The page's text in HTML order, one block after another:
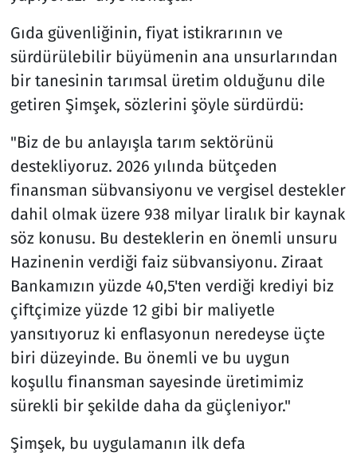
Gıda güvenliğinin, fiyat istikrarının ve
sürdürülebilir büyümenin ana unsurlarından
bir tanesinin tarımsal üretim olduğunu dile
getiren Şimşek, sözlerini şöyle sürdürdü:
"Biz de bu anlayışla tarım sektörünü
destekliyoruz. 2026 yılında bütçeden
finansman sübvansiyonu ve vergisel destekler
dahil olmak üzere 938 milyar liralık bir kaynak
söz konusu. Bu desteklerin en önemli unsuru
Hazinenin verdiği faiz sübvansiyonu. Ziraat
Bankamızın yüzde 40,5'ten verdiği krediyi biz
çiftçimize yüzde 12 gibi bir maliyetle
yansıtıyoruz ki enflasyonun neredeyse üçte
biri düzeyinde. Bu önemli ve bu uygun
koşullu finansman sayesinde üretimimiz
sürekli bir şekilde daha da güçleniyor."
Şimşek, bu uygulamanın ilk defa